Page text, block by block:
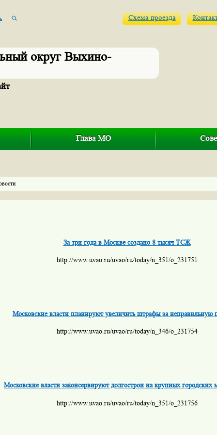
округ Выхино-
Схема проезда
Глава МО
За три года в Москве создано 8 тысяч ТСЖ
http://www.uvao.ru/uvao/ru/today/n_351/o_231751
Московские власти планируют увеличить штрафы за неправильную
http://www.uvao.ru/uvao/ru/today/n_346/o_231754
Московские власти законсервируют долгострои на крупных городских
http://www.uvao.ru/uvao/ru/today/n_351/o_231756